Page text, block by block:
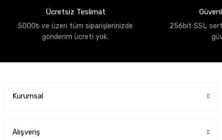
Ücretsiz Teslimat
5000₺ ve üzeri tüm siparişlerinizde
gönderim ücreti yok.
256bit SSL
Kurumsal
Alışveriş